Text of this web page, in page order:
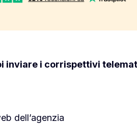
inviare i corrispettivi
dell’agenzia